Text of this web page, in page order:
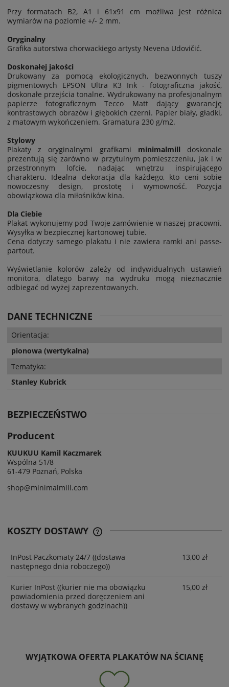
Przy formatach B2, A1 i 61x91 cm możliwa jest różnica
wymiarów na poziomie +/- 2 mm.
Oryginalny
Grafika autorstwa chorwackiego artysty Nevena Udovičić.
Doskonałej jakości
Drukowany za pomocą ekologicznych, bezwonnych tuszy
pigmentowych EPSON Ultra K3 Ink - fotograficzna jakość,
doskonałe przejścia tonalne. Wydrukowany na profesjonalnym
papierze fotograficznym Tecco Matt dający gwarancję
kontrastowych obrazów i głębokich czerni. Papier biały, gładki,
z matowym wykończeniem. Gramatura 230 g/m2.
Stylowy
Plakaty z oryginalnymi grafikami minimalmill doskonale
prezentują się zarówno w przytulnym pomieszczeniu, jak i w
przestronnym lofcie, nadając wnętrzu inspirującego
charakteru. Idealna dekoracja dla każdego, kto ceni sobie
nowoczesny design, prostotę i wymowność. Pozycja
obowiązkowa dla miłośników kina.
Dla Ciebie
Plakat wykonujemy pod Twoje zamówienie w naszej pracowni.
Wysyłka w bezpiecznej kartonowej tubie.
Cena dotyczy samego plakatu i nie zawiera ramki ani passe-
partout.
Wyświetlanie kolorów zależy od indywidualnych ustawień
monitora, dlatego barwy na wydruku mogą nieznacznie
odbiegać od wyżej zaprezentowanych.
DANE TECHNICZNE
Orientacja:
pionowa (wertykalna)
Tematyka:
Stanley Kubrick
BEZPIECZEŃSTWO
Producent
KUUKUU Kamil Kaczmarek
Wspólna 51/8
61-479 Poznań, Polska
shop@minimalmill.com
KOSZTY DOSTAWY
InPost Paczkomaty 24/7 ((dostawa
następnego dnia roboczego))
13,00 zł
Kurier InPost ((kurier nie ma obowiązku
powiadomienia przed doręczeniem ani
dostawy w wybranych godzinach))
15,00 zł
WYJĄTKOWA OFERTA PLAKATÓW NA ŚCIANĘ